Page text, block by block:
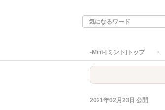
-Mint-[ミント]トップ
2021年02月23日 公開